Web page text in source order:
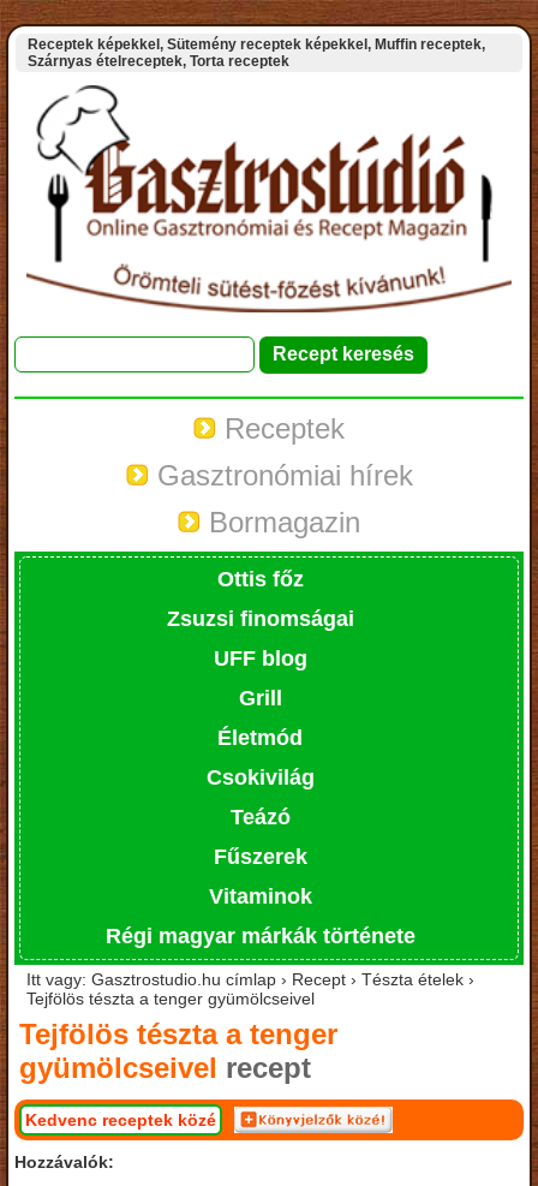
Receptek képekkel, Sütemény receptek képekkel, Muffin receptek,
Szárnyas ételreceptek, Torta receptek
Receptek
Gasztronómiai hírek
Bormagazin
Ottis főz
Zsuzsi finomságai
UFF blog
Grill
Életmód
Csokivilág
Teázó
Fűszerek
Vitaminok
Régi magyar márkák története
Itt vagy: Gasztrostudio.hu címlap › Recept › Tészta ételek ›
Tejfölös tészta a tenger gyümölcseivel
Tejfölös tészta a tenger
gyümölcseivel recept
Kedvenc receptek közé
Hozzávalók: